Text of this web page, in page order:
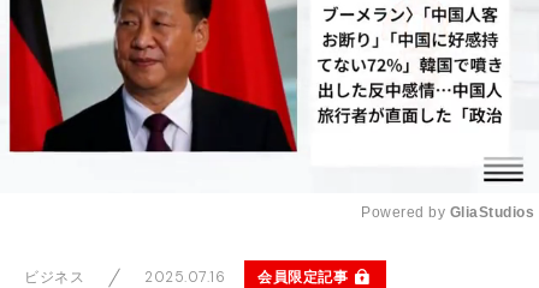
Powered by GliaStudios
ビジネス 2025.07.16 会員限定記事